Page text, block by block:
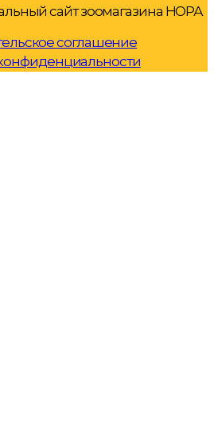
сайт зоомагазина НОРА
соглашение